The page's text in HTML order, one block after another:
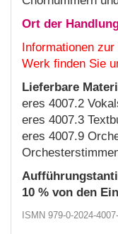
Ort der
Informationen
Werk finden Sie
Lieferbare
eres 4007.2
eres 4007.3
eres 4007.9
10 % von den
ISMN 979-0-2024-